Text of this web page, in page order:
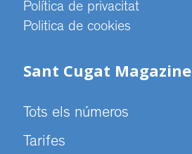
Política de privacitat
Politica de cookies
Sant Cugat Magazine
Tots els números
Tarifes